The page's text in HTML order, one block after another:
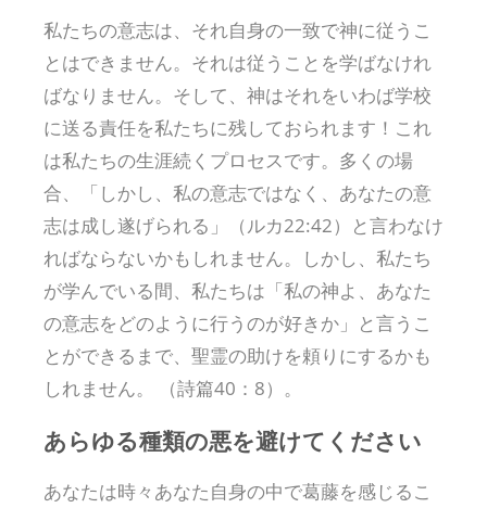
私たちの意志は、それ自身の一致で神に従うこ
とはできません。それは従うことを学ばなけれ
ばなりません。そして、神はそれをいわば学校
に送る責任を私たちに残しておられます！これ
は私たちの生涯続くプロセスです。多くの場
合、「しかし、私の意志ではなく、あなたの意
志は成し遂げられる」（ルカ22:42）と言わなけ
ればならないかもしれません。しかし、私たち
が学んでいる間、私たちは「私の神よ、あなた
の意志をどのように行うのが好きか」と言うこ
とができるまで、聖霊の助けを頼りにするかも
しれません。 （詩篇40：8）。
あらゆる種類の悪を避けてください
あなたは時々あなた自身の中で葛藤を感じるこ